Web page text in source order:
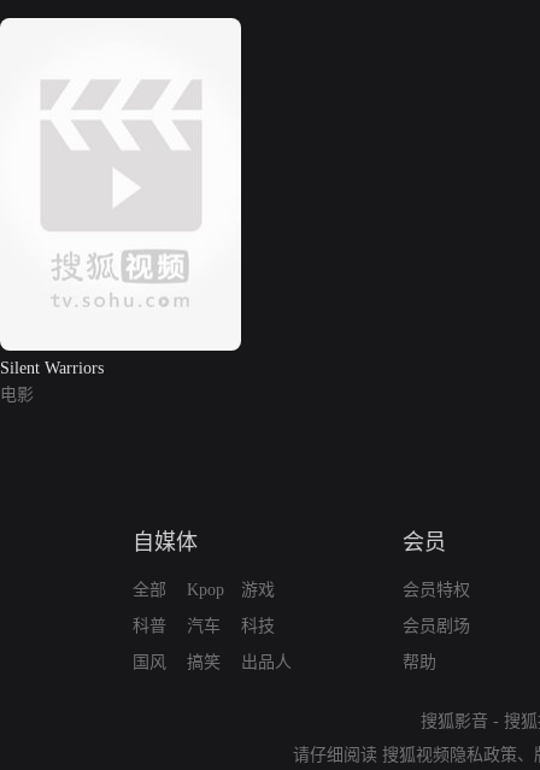
Silent Warriors
电影
自媒体
全部
科普
国风
Kpop
汽车
搞笑
游戏
科技
出品人
会员
会员特权
会员剧场
帮助
搜狐影音 - 搜
请仔细阅读 搜狐视频隐私政策、